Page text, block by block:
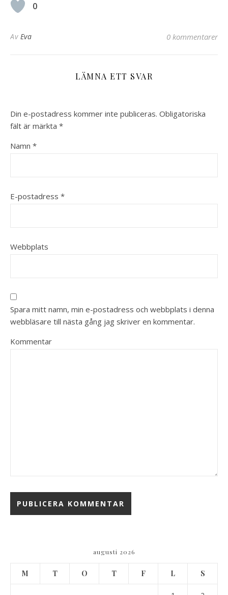
0
Av Eva 0 kommentarer
LÄMNA ETT SVAR
Din e-postadress kommer inte publiceras. Obligatoriska
fält är märkta *
Namn *
E-postadress *
Webbplats
Spara mitt namn, min e-postadress och webbplats i denna
webbläsare till nästa gång jag skriver en kommentar.
Kommentar
augusti 2026
M T O T F L S